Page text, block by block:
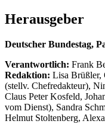
Herausgeber
Deutscher Bundestag,
Verantwortlich: Frank
Redaktion: Lisa Brüßler,
(stellv. Chefredakteur),
Claus Peter Kosfeld,
vom Dienst), Sandra
Helmut Stoltenberg,